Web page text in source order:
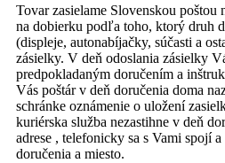
Tovar zasielame Slovenskou
na dobierku podľa toho, ktorý druh
(displeje, autonabíjačky, súčasti a
zásielky. V deň odoslania zásielky
predpokladaným doručením a
Vás poštár v deň doručenia doma
schránke oznámenie o uložení
kuriérska služba nezastihne v deň
adrese , telefonicky sa s Vami spojí
doručenia a miesto.